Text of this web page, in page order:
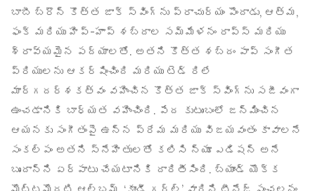
బాబీ బ్రౌన్ కొత్త జాక్ స్వింగ్‌ను ప్రాచుర్యం పొందాడు, ఆత్మ,
ఫంక్ మరియు హిప్-హాప్ శబ్దాల సమ్మేళనం రాప్స్ మరియు
శ్రావ్యమైన పద్యాలతో. అతని కొత్త శబ్దం పాప్ సంగీత
ప్రియులను ఆకర్షించింది మరియు టెడ్ రిలే
మార్గదర్శకత్వం వహించిన కొత్త జాక్ స్వింగ్‌ను సజీవంగా
ఉంచడానికి బాధ్యత వహించింది. పేద కుటుంబంలో జన్మించిన
ఆయనకు సంగీతంపై ఉన్న ప్రేమ మరియు విజయవంతం కావాలనే
సంకల్పం అతని స్నేహితులతో కలిసి న్యూ ఎడిషన్ అనే
బృందాన్ని ఏర్పాటు చేయటానికి దారితీసింది. బ్యాండ్ యొక్క